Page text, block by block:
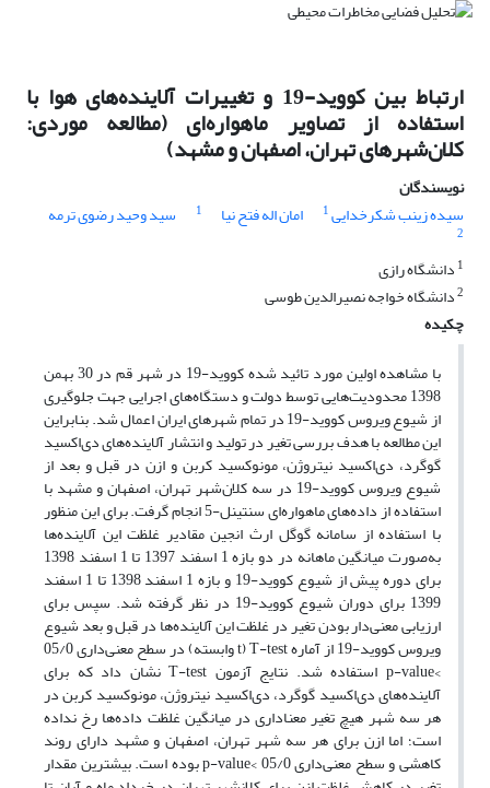
ارتباط بین کووید-19 و تغییرات آلاینده‌های هوا با
استفاده از تصاویر ماهواره‌ای (مطالعه موردی:
کلان‌شهرهای تهران، اصفهان و مشهد)
نویسندگان
سیده زینب شکرخدایی1 امان اله فتح نیا 1 سید وحید رضوی ترمه
2
1 دانشگاه رازی
2دانشگاه خواجه نصیرالدین طوسی
چکیده
با مشاهده اولین مورد تائید شده کووید-19 در شهر قم در 30 بهمن
1398 محدودیت‌هایی توسط دولت و دستگاه‌های اجرایی جهت جلوگیری
از شیوع ویروس کووید-19 در تمام شهرهای ایران اعمال شد. بنابراین
این مطالعه با هدف بررسی تغیر در تولید و انتشار آلاینده‌های دی‌اکسید
گوگرد، دی‌اکسید نیتروژن، مونوکسید کربن و ازن در قبل و بعد از
شیوع ویروس کووید-19 در سه کلان‌شهر تهران، اصفهان و مشهد با
استفاده از داده‌های ماهواره‌ای سنتینل-5 انجام گرفت. برای این منظور
با استفاده از سامانه گوگل ارث انجین مقادیر غلظت این آلاینده‌ها
به‌صورت میانگین ماهانه در دو بازه 1 اسفند 1397 تا 1 اسفند 1398
برای دوره پیش از شیوع کووید-19 و بازه 1 اسفند 1398 تا 1 اسفند
1399 برای دوران شیوع کووید-19 در نظر گرفته شد. سپس برای
ارزیابی معنی‌دار بودن تغیر در غلظت این آلاینده‌ها در قبل و بعد شیوع
ویروس کووید-19 از آماره T-test
(
t وابسته) در سطح معنی‌داری 05/0
>
p-valueاستفاده شد. نتایج آزمون T-testنشان داد که برای
آلاینده‌های دی‌اکسید گوگرد، دی‌اکسید نیتروژن، مونوکسید کربن در
هر سه شهر هیچ تغیر معناداری در میانگین غلظت داده‌ها رخ نداده
است؛ اما ازن برای هر سه شهر تهران، اصفهان و مشهد دارای روند
کاهشی و سطح معنی‌داری 05/0 > p-valueبوده است. بیشترین مقدار